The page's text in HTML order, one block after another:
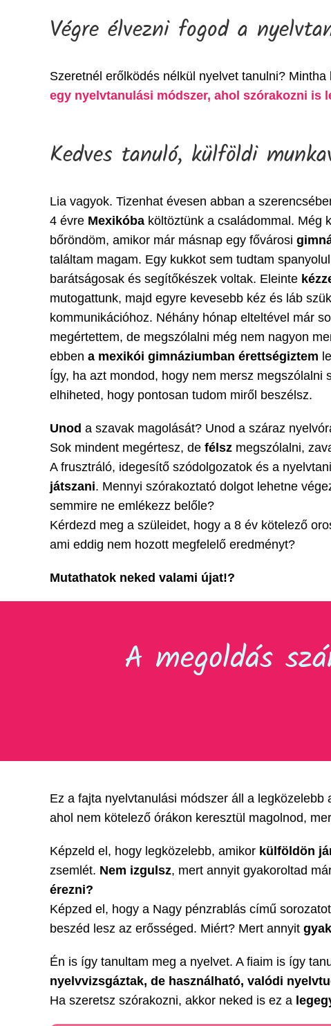
Végre élvezni fogod a
Szeretnél erőlködés nélkül nyelvet tanulni?
egy nyelvtanulási módszer, ahol szórakozni is
Kedves tanuló, külföldi
Lia vagyok. Tizenhat évesen abban a
4 évre Mexikóbaköltöztünk a családommal. Még
bőröndöm, amikor már másnap egy fővárosi
találtam magam. Egy kukkot sem tudtam
barátságosak és segítőkészek voltak. Eleinte
mutogattunk, majd egyre kevesebb kéz és láb
kommunikációhoz. Néhány hónap elteltével már
megértettem, de megszólalni még nem nagyon
ebben a mexikói gimnáziumban érettségiztem
Így, ha azt mondod, hogy nem mersz megszólalni
elhiheted, hogy pontosan tudom miről beszélsz.
Unod a szavak magolását? Unod a száraz
Sok mindent megértesz, de félszmegszólalni,
A frusztráló, idegesítő szódolgozatok és a
játszani. Mennyi szórakoztató dolgot lehetne
semmire ne emlékezz belőle?
Kérdezd meg a szüleidet, hogy a 8 év kötelező
ami eddig nem hozott megfelelő eredményt?
Mutathatok neked valami újat!?
A megoldás
Ez a fajta nyelvtanulási módszer áll a legközelebb
ahol nem kötelező órákon keresztül magolnod,
Képzeld el, hogy legközelebb, amikor külföldön
zsemlét. Nem izgulsz, mert annyit gyakoroltad
érezni?
Képzed el, hogy a Nagy pénzrablás című
beszéd lesz az erősséged. Miért? Mert annyit
Én is így tanultam meg a nyelvet. A fiaim is így
nyelvvizsgáztak, de használható, valódi
Ha szeretsz szórakozni, akkor neked is ez a